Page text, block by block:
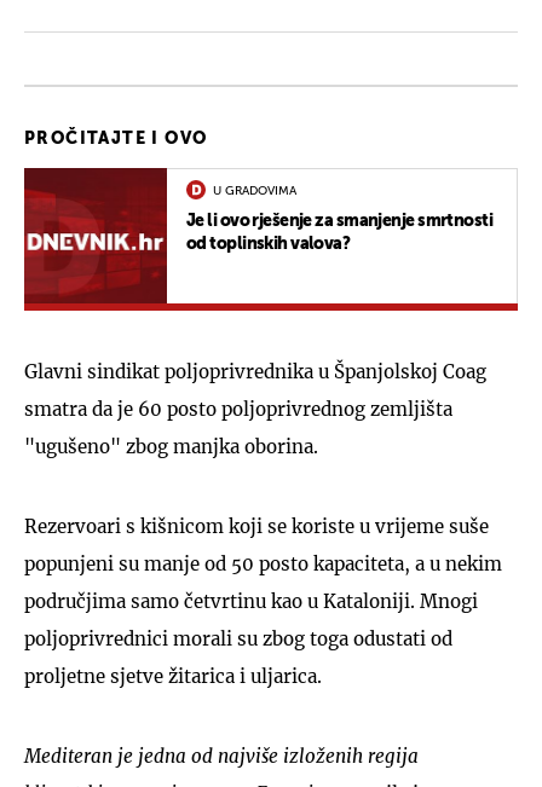
PROČITAJTE I OVO
U GRADOVIMA
Je li ovo rješenje za smanjenje smrtnosti
od toplinskih valova?
Glavni sindikat poljoprivrednika u Španjolskoj Coag
smatra da je 60 posto poljoprivrednog zemljišta
"ugušeno" zbog manjka oborina.
Rezervoari s kišnicom koji se koriste u vrijeme suše
popunjeni su manje od 50 posto kapaciteta, a u nekim
područjima samo četvrtinu kao u Kataloniji. Mnogi
poljoprivrednici morali su zbog toga odustati od
proljetne sjetve žitarica i uljarica.
Mediteran je jedna od najviše izloženih regija